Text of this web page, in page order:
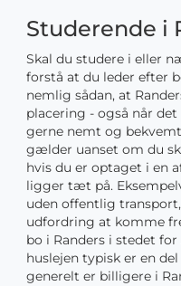
Studerende i
Skal du studere i eller
forstå at du leder efter
nemlig sådan, at
placering - også når
gerne nemt og
gælder uanset om du
hvis du er optaget i en
ligger tæt på.
uden offentlig
udfordring at komme
bo i Randers i stedet
huslejen typisk er en
generelt er billigere i